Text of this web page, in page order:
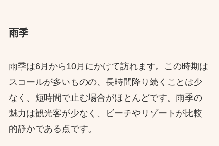
雨季
雨季は6月から10月にかけて訪れます。この時期は
スコールが多いものの、長時間降り続くことは少
なく、短時間で止む場合がほとんどです。雨季の
魅力は観光客が少なく、ビーチやリゾートが比較
的静かである点です。